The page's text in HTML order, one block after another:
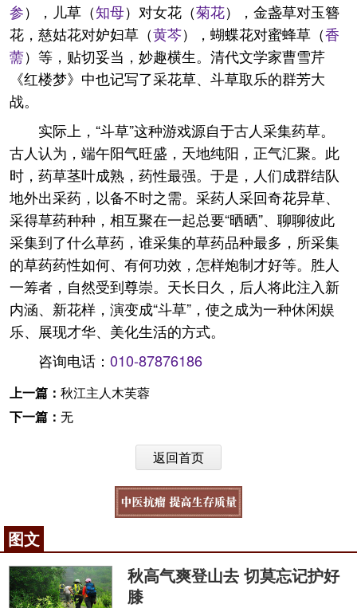
参），儿草（知母）对女花（菊花），金盏草对玉簪
花，慈姑花对妒妇草（黄芩），蝴蝶花对蜜蜂草（香
薷）等，贴切妥当，妙趣横生。清代文学家曹雪芹
《红楼梦》中也记写了采花草、斗草取乐的群芳大
战。
实际上，“斗草”这种游戏源自于古人采集药草。
古人认为，端午阳气旺盛，天地纯阳，正气汇聚。此
时，药草茎叶成熟，药性最强。于是，人们成群结队
地外出采药，以备不时之需。采药人采回奇花异草、
采得草药种种，相互聚在一起总要“晒晒”、聊聊彼此
采集到了什么草药，谁采集的草药品种最多，所采集
的草药药性如何、有何功效，怎样炮制才好等。胜人
一筹者，自然受到尊崇。天长日久，后人将此注入新
内涵、新花样，演变成“斗草”，使之成为一种休闲娱
乐、展现才华、美化生活的方式。
咨询电话： 010-87876186
上一篇： 秋江主人木芙蓉
下一篇： 无
返回首页
图文
秋高气爽登山去 切莫忘记护好
膝